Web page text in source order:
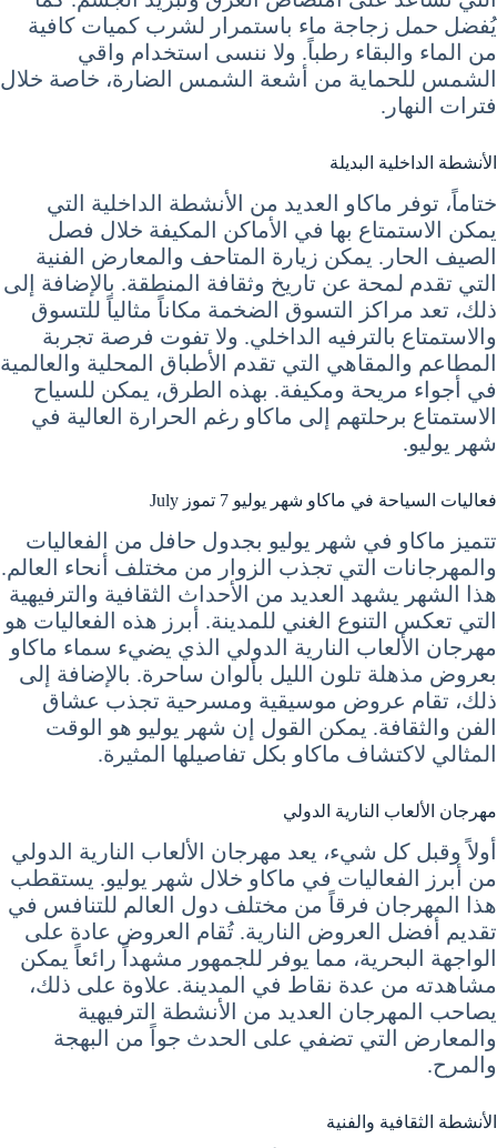
يُفضل حمل زجاجة ماء باستمرار لشرب كميات كافية
من الماء والبقاء رطباً. ولا ننسى استخدام واقي
الشمس للحماية من أشعة الشمس الضارة، خاصة خلال
فترات النهار.
الأنشطة الداخلية البديلة
ختاماً، توفر ماكاو العديد من الأنشطة الداخلية التي
يمكن الاستمتاع بها في الأماكن المكيفة خلال فصل
الصيف الحار. يمكن زيارة المتاحف والمعارض الفنية
التي تقدم لمحة عن تاريخ وثقافة المنطقة. بالإضافة إلى
ذلك، تعد مراكز التسوق الضخمة مكاناً مثالياً للتسوق
والاستمتاع بالترفيه الداخلي. ولا تفوت فرصة تجربة
المطاعم والمقاهي التي تقدم الأطباق المحلية والعالمية
في أجواء مريحة ومكيفة. بهذه الطرق، يمكن للسياح
الاستمتاع برحلتهم إلى ماكاو رغم الحرارة العالية في
شهر يوليو.
فعاليات السياحة في ماكاو شهر يوليو 7 تموز July
تتميز ماكاو في شهر يوليو بجدول حافل من الفعاليات
والمهرجانات التي تجذب الزوار من مختلف أنحاء العالم.
هذا الشهر يشهد العديد من الأحداث الثقافية والترفيهية
التي تعكس التنوع الغني للمدينة. أبرز هذه الفعاليات هو
مهرجان الألعاب النارية الدولي الذي يضيء سماء ماكاو
بعروض مذهلة تلون الليل بألوان ساحرة. بالإضافة إلى
ذلك، تقام عروض موسيقية ومسرحية تجذب عشاق
الفن والثقافة. يمكن القول إن شهر يوليو هو الوقت
المثالي لاكتشاف ماكاو بكل تفاصيلها المثيرة.
مهرجان الألعاب النارية الدولي
أولاً وقبل كل شيء، يعد مهرجان الألعاب النارية الدولي
من أبرز الفعاليات في ماكاو خلال شهر يوليو. يستقطب
هذا المهرجان فرقاً من مختلف دول العالم للتنافس في
تقديم أفضل العروض النارية. تُقام العروض عادة على
الواجهة البحرية، مما يوفر للجمهور مشهداً رائعاً يمكن
مشاهدته من عدة نقاط في المدينة. علاوة على ذلك،
يصاحب المهرجان العديد من الأنشطة الترفيهية
والمعارض التي تضفي على الحدث جواً من البهجة
والمرح.
الأنشطة الثقافية والفنية